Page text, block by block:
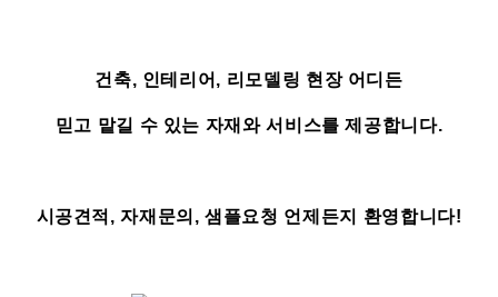
건축, 인테리어, 리모델링 현장 어디든
믿고 맡길 수 있는 자재와 서비스를 제공합니다.
시공견적, 자재문의, 샘플요청 언제든지 환영합니다!